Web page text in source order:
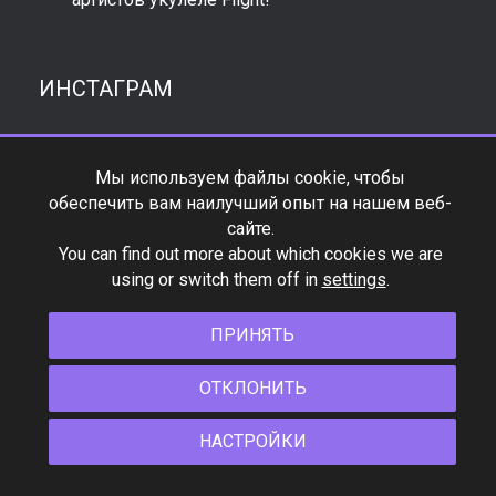
ИНСТАГРАМ
Мы используем файлы cookie, чтобы
обеспечить вам наилучший опыт на нашем веб-
сайте.
You can find out more about which cookies we are
using or switch them off in settings.
ПРИНЯТЬ
ОТКЛОНИТЬ
НАСТРОЙКИ